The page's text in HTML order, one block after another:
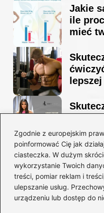
Zgodnie z europejskim
poinformować Cię jak
ciasteczka. W dużym
wykorzystanie Twoich
treści, pomiar reklam i
ulepszanie usług.
urządzeniu lub dostęp do
Jakie
ile
mieć
go do